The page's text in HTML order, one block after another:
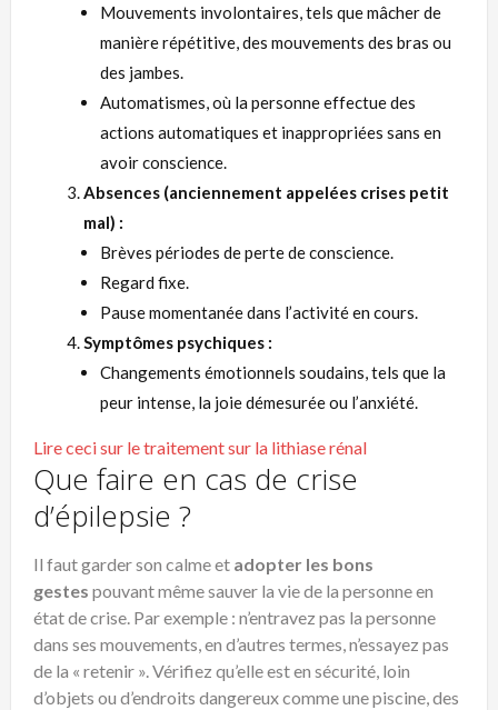
Mouvements involontaires, tels que mâcher de
manière répétitive, des mouvements des bras ou
des jambes.
Automatismes, où la personne effectue des
actions automatiques et inappropriées sans en
avoir conscience.
Absences (anciennement appelées crises petit
mal) :
Brèves périodes de perte de conscience.
Regard fixe.
Pause momentanée dans l’activité en cours.
Symptômes psychiques :
Changements émotionnels soudains, tels que la
peur intense, la joie démesurée ou l’anxiété.
Lire ceci sur le traitement sur la lithiase rénal
Que faire en cas de crise
d’épilepsie ?
Il faut garder son calme et adopter les bons
gestes pouvant même sauver la vie de la personne en
état de crise. Par exemple : n’entravez pas la personne
dans ses mouvements, en d’autres termes, n’essayez pas
de la « retenir ». Vérifiez qu’elle est en sécurité, loin
d’objets ou d’endroits dangereux comme une piscine, des